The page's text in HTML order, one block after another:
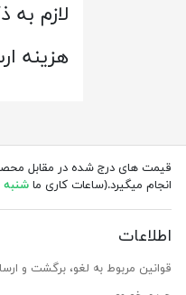
لازم به ذکر است که
هزینه
قیمت های درج شده در مقابل
انجام میگیرد.(ساعات کاری ما شنبه
اطلاعات
قوانین مربوط به لغو، برگشت و